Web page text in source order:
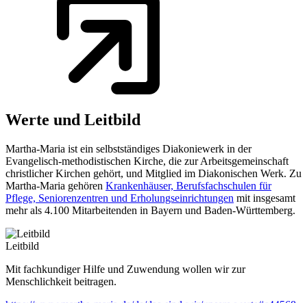
Werte und Leitbild
Martha-Maria ist ein selbstständiges Diakoniewerk in der
Evangelisch-methodistischen Kirche, die zur Arbeitsgemeinschaft
christlicher Kirchen gehört, und Mitglied im Diakonischen Werk. Zu
Martha-Maria gehören Krankenhäuser, Berufsfachschulen für
Pflege, Seniorenzentren und Erholungseinrichtungen mit insgesamt
mehr als 4.100 Mitarbeitenden in Bayern und Baden-Württemberg.
Leitbild
Mit fachkundiger Hilfe und Zuwendung wollen wir zur
Menschlichkeit beitragen.